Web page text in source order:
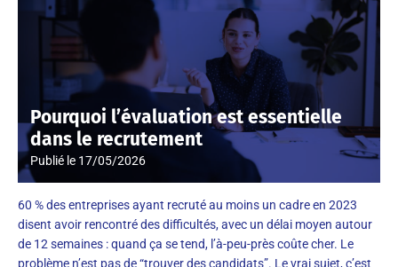
Pourquoi l’évaluation est essentielle
dans le recrutement
Publié le 17/05/2026
60 % des entreprises ayant recruté au moins un cadre en 2023
disent avoir rencontré des difficultés, avec un délai moyen autour
de 12 semaines : quand ça se tend, l’à-peu-près coûte cher. Le
problème n’est pas de “trouver des candidats”. Le vrai sujet, c’est